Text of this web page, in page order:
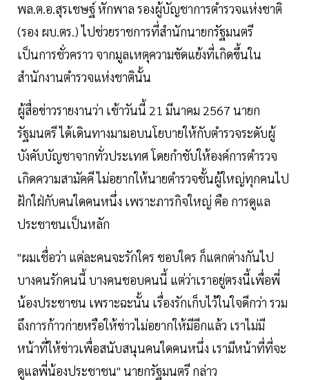
พล.ต.อ.สุรเชษฐ์ หักพาล รองผู้บัญชาการตำรวจแห่งชาติ
(รอง ผบ.ตร.) ไปช่วยราชการที่สำนักนายกรัฐมนตรี
เป็นการชั่วคราว จากมูลเหตุความขัดแย้งที่เกิดขึ้นใน
สำนักงานตำรวจแห่งชาตินั้น
ผู้สื่อข่าวรายงานว่า เช้าวันนี้ 21 มีนาคม 2567 นายก
รัฐมนตรี ได้เดินทางมามอบนโยบายให้กับตำรวจระดับผู้
บังคับบัญชาจากทั่วประเทศ โดยกำชับให้องค์การตำรวจ
เกิดความสามัคคี ไม่อยากให้นายตำรวจชั้นผู้ใหญ่ทุกคนไป
ฝักใฝ่กับคนใดคนหนึ่ง เพราะภารกิจใหญ่ คือ การดูแล
ประชาชนเป็นหลัก
"ผมเชื่อว่า แต่ละคนจะรักใคร ชอบใคร ก็แตกต่างกันไป
บางคนรักคนนี้ บางคนชอบคนนี้ แต่ว่าเราอยู่ตรงนี้เพื่อพี่
น้องประชาชน เพราะฉะนั้น เรื่องรักเก็บไว้ในใจดีกว่า รวม
ถึงการก้าวก่ายหรือให้ข่าวไม่อยากให้มีอีกแล้ว เราไม่มี
หน้าที่ให้ข่าวเพื่อสนับสนุนคนใดคนหนึ่ง เรามีหน้าที่ที่จะ
ดูแลพี่น้องประชาชน" นายกรัฐมนตรี กล่าว